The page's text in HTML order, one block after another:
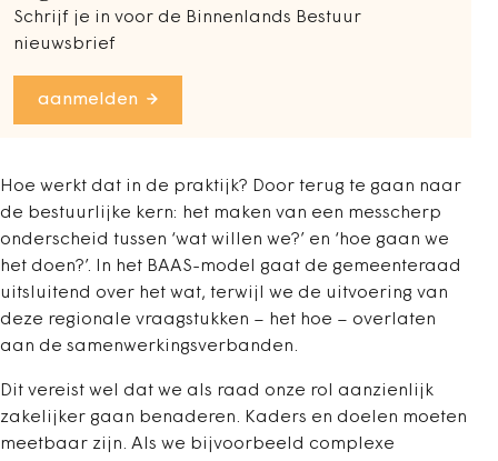
Schrijf je in voor de Binnenlands Bestuur
nieuwsbrief
aanmelden
Hoe werkt dat in de praktijk? Door terug te gaan naar
de bestuurlijke kern: het maken van een messcherp
onderscheid tussen ‘wat willen we?’ en ‘hoe gaan we
het doen?’. In het BAAS-model gaat de gemeenteraad
uitsluitend over het wat, terwijl we de uitvoering van
deze regionale vraagstukken – het hoe – overlaten
aan de samenwerkingsverbanden.
Dit vereist wel dat we als raad onze rol aanzienlijk
zakelijker gaan benaderen. Kaders en doelen moeten
meetbaar zijn. Als we bijvoorbeeld complexe